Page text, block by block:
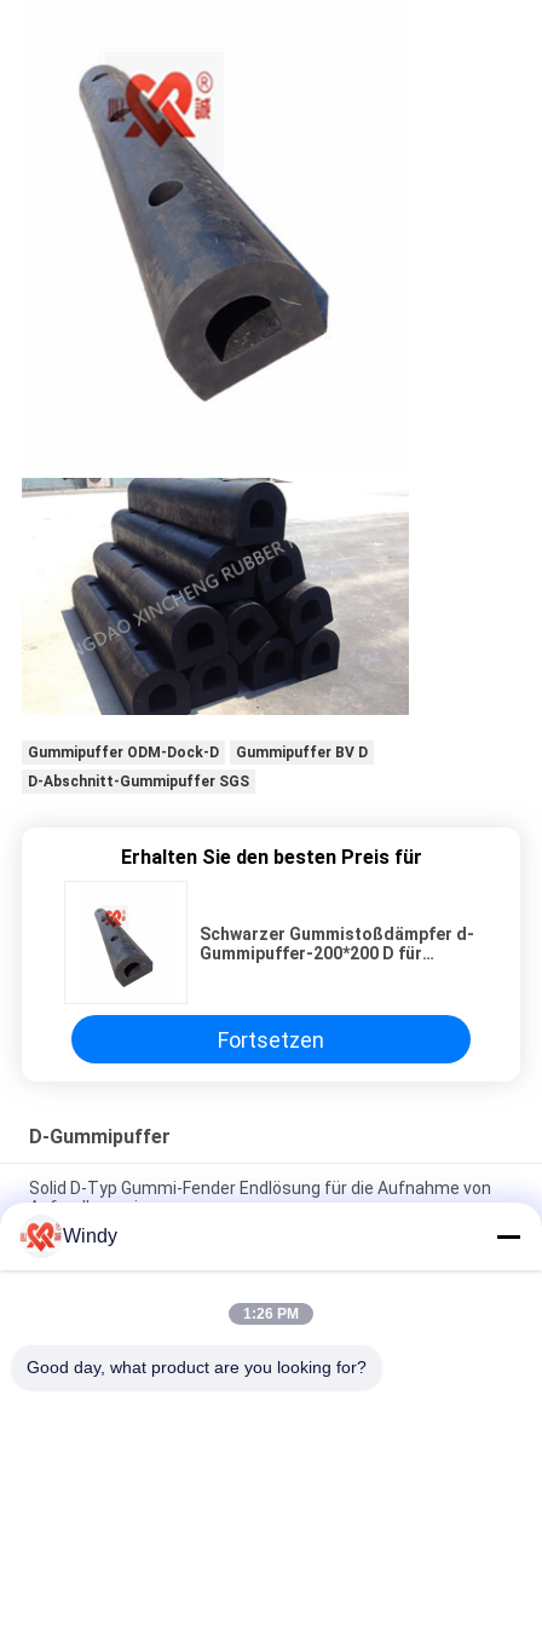
Gummipuffer ODM-Dock-D
Gummipuffer BV D
D-Abschnitt-Gummipuffer SGS
Erhalten Sie den besten Preis für
Schwarzer Gummistoßdämpfer d-
Gummipuffer-200*200 D für
Fortsetzen
D-Gummipuffer
Solid D-Typ Gummi-Fender Endlösung für die Aufnahme von
Aufprallenergie
Solid D Gummi-Fendern hervorragende Wetterbeständigkeit
für anspruchsvolle Anwendungen
Installation von Schrauben-D-Gummi-Fender für den
Windy
1:26 PM
Good day, what product are you looking for?